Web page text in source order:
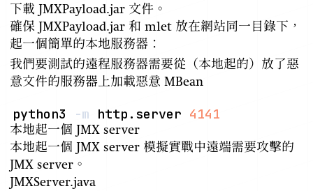
下載 JMXPayload.jar 文件。
確保 JMXPayload.jar 和 mlet 放在網站同一目錄下，
起一個簡單的本地服務器：
我們要測試的遠程服務器需要從（本地起的）放了惡
意文件的服務器上加載惡意 MBean
python3 -m http.server 4141
本地起一個 JMX server
本地起一個 JMX server 模擬實戰中遠端需要攻擊的
JMX server。
JMXServer.java